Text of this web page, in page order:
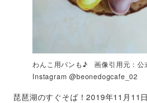
わんこ用パンも♪ 画像引用元：公
Instagram @beonedogcafe_02
琵琶湖のすぐそば！2019年11月11